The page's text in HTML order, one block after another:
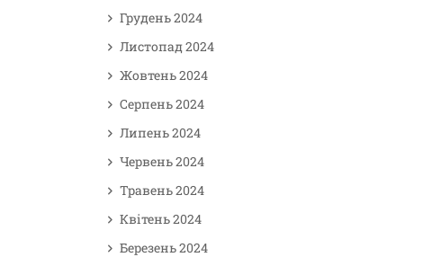
Грудень 2024
Листопад 2024
Жовтень 2024
Серпень 2024
Липень 2024
Червень 2024
Травень 2024
Квітень 2024
Березень 2024